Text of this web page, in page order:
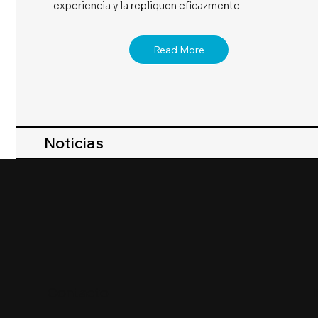
experiencia y la repliquen eficazmente.
Read More
Noticias